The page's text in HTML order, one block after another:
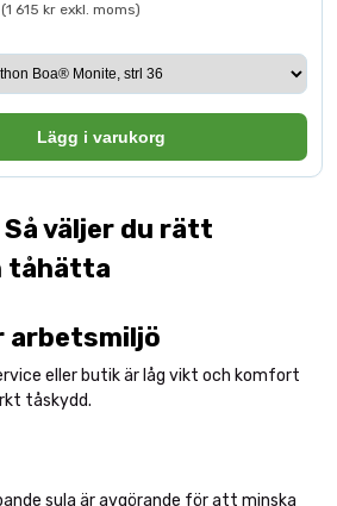
(1 615 kr exkl. moms)
Lägg i varukorg
väljer du rätt
tåhätta
arbetsmiljö
eller butik är låg vikt och komfort
tåskydd.
sula är avgörande för att minska